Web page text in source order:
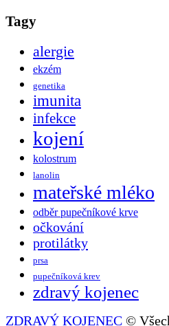
Tagy
alergie
ekzém
genetika
imunita
infekce
kojení
kolostrum
lanolin
mateřské mléko
odběr pupečníkové krve
očkování
protilátky
prsa
pupečníková krev
zdravý kojenec
ZDRAVÝ KOJENEC ©